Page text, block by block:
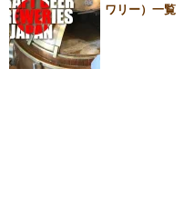
ワリー）一覧